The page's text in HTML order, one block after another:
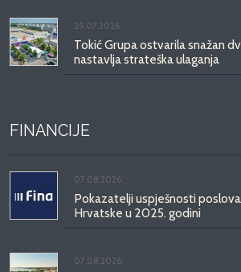
29.07.2026.
Tokić Grupa ostvarila snažan
nastavlja strateška ulaganja
FINANCIJE
07.08.2026.
Pokazatelji uspješnosti
Hrvatske u 2025. godini
07.08.2026.